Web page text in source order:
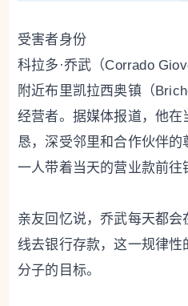
受害者身份
科拉多·乔武（Corrado
附近布里凯拉西奥镇（
经营者。据媒体报道，他在
恳，深受邻里和合作伙伴
一人带着当天的营业款前往
亲友回忆说，乔武每天都
线去银行存款，这一规律
分子的目标。